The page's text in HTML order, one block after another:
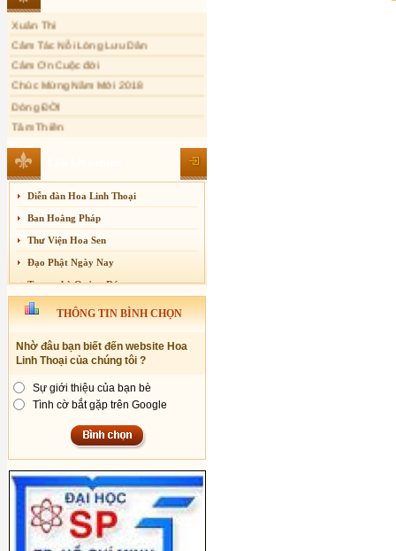
Cải đạo: Nguyên nhân & giải pháp
Nỗi lòng của các bệnh nhân nghèo
An Giang: Tịnh thất Quy Nguyên
phát quà từ thiện tại xã Cư Yang
Tịnh xá Ngọc Đăng khai giảng Thiền
dành cho Người bận rộn
Cảm Tác Nỗi Lòng Lưu Dân
Cảm Ơn Cuộc đời
Chúc Mừng Năm Mới 2018
Dòng ĐỜI
Kính mừng Phật Đản
Anh không chết đâu em
Kiếp này
Diễn đàn Hoa Linh Thoại
Ban Hoằng Pháp
Thư Viện Hoa Sen
Đạo Phật Ngày Nay
Trang nhà Quảng Đức
Báo Giác Ngộ
THÔNG TIN BÌNH CHỌN
Nhờ đâu bạn biết đến website Hoa
Linh Thoại của chúng tôi ?
Sự giới thiệu của bạn bè
Tình cờ bắt gặp trên Google